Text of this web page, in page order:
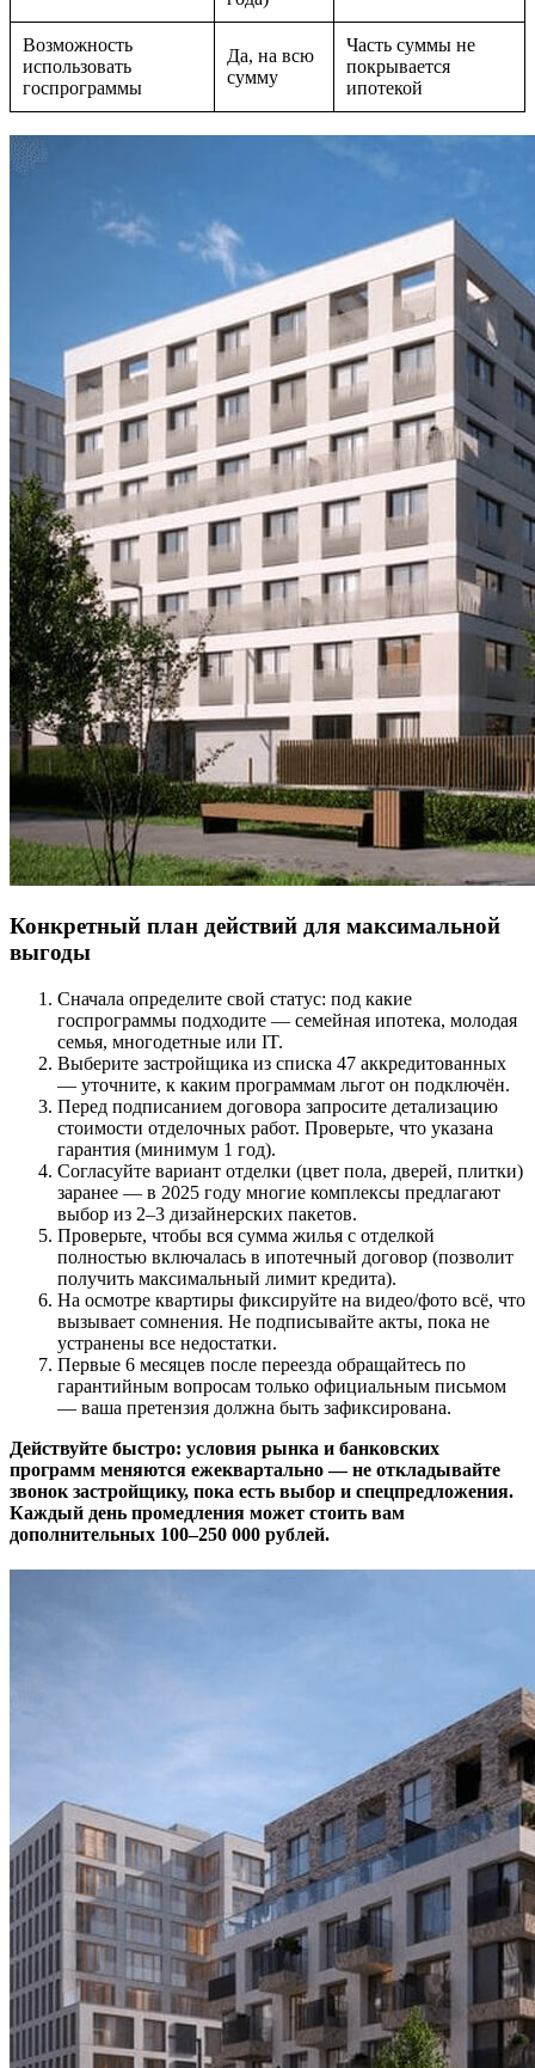
Возможность
использовать
госпрограммы
Да, на всю
сумму
Часть суммы не
покрывается
ипотекой
Конкретный план действий для максимальной
выгоды
Сначала определите свой статус: под какие
госпрограммы подходите — семейная ипотека, молодая
семья, многодетные или IT.
Выберите застройщика из списка 47 аккредитованных
— уточните, к каким программам льгот он подключён.
Перед подписанием договора запросите детализацию
стоимости отделочных работ. Проверьте, что указана
гарантия (минимум 1 год).
Согласуйте вариант отделки (цвет пола, дверей, плитки)
заранее — в 2025 году многие комплексы предлагают
выбор из 2–3 дизайнерских пакетов.
Проверьте, чтобы вся сумма жилья с отделкой
полностью включалась в ипотечный договор (позволит
получить максимальный лимит кредита).
На осмотре квартиры фиксируйте на видео/фото всё, что
вызывает сомнения. Не подписывайте акты, пока не
устранены все недостатки.
Первые 6 месяцев после переезда обращайтесь по
гарантийным вопросам только официальным письмом
— ваша претензия должна быть зафиксирована.
Действуйте быстро: условия рынка и банковских
программ меняются ежеквартально — не откладывайте
звонок застройщику, пока есть выбор и спецпредложения.
Каждый день промедления может стоить вам
дополнительных 100–250 000 рублей.